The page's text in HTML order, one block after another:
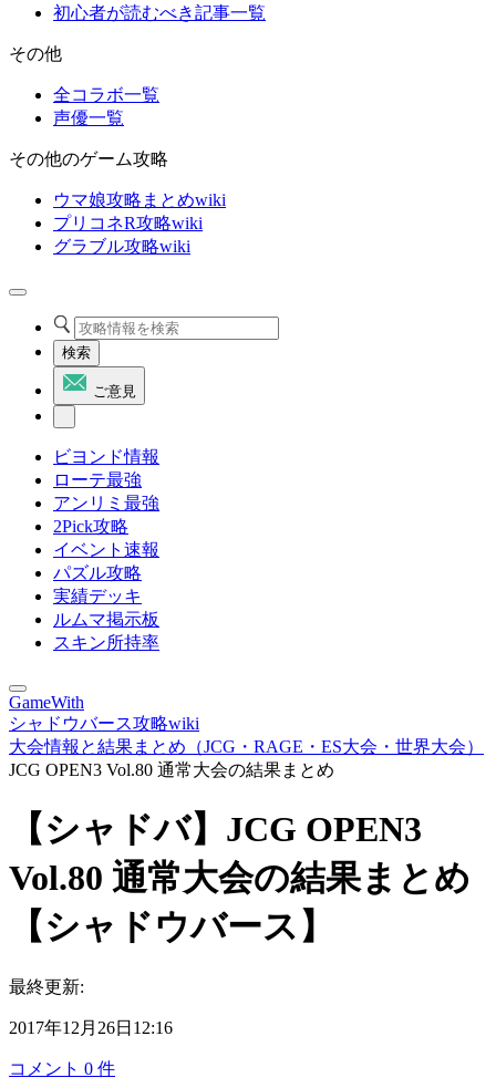
初心者が読むべき記事一覧
その他
全コラボ一覧
声優一覧
その他のゲーム攻略
ウマ娘攻略まとめwiki
プリコネR攻略wiki
グラブル攻略wiki
検索
ご意見
ビヨンド情報
ローテ最強
アンリミ最強
2Pick攻略
イベント速報
パズル攻略
実績デッキ
ルムマ掲示板
スキン所持率
GameWith
シャドウバース攻略wiki
大会情報と結果まとめ（JCG・RAGE・ES大会・世界大会）
JCG OPEN3 Vol.80 通常大会の結果まとめ
【シャドバ】JCG OPEN3
Vol.80 通常大会の結果まとめ
【シャドウバース】
最終更新:
2017年12月26日12:16
コメント 0 件